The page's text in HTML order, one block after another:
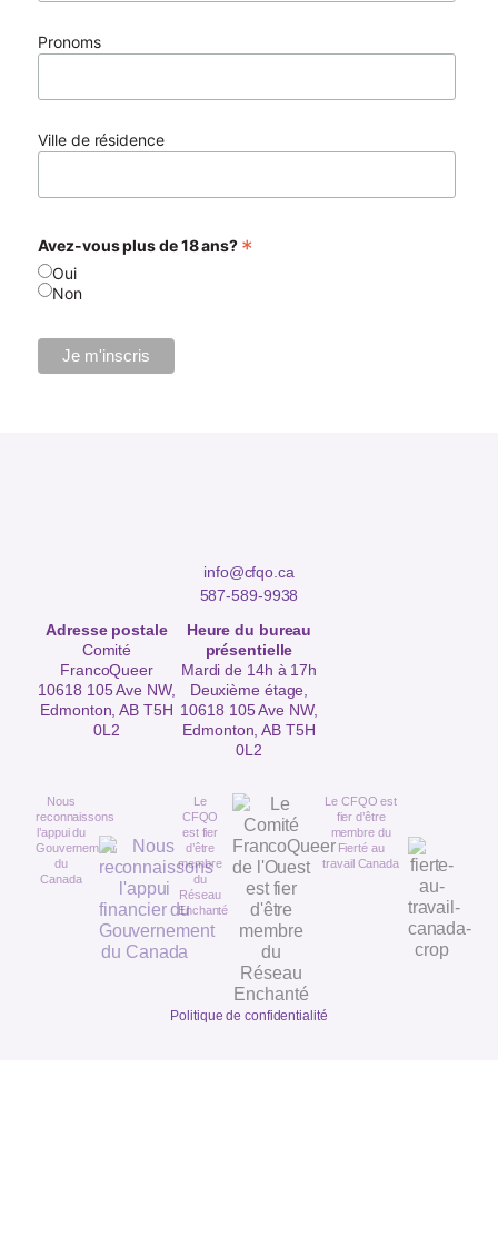
Pronoms
Ville de résidence
Avez-vous plus de 18 ans? *
Oui
Non
info@cfqo.ca
587-589-9938
Adresse postale
Comité
FrancoQueer
10618 105 Ave NW,
Edmonton, AB T5H
0L2
Heure du bureau
présentielle
Mardi de 14h à 17h
Deuxième étage,
10618 105 Ave NW,
Edmonton, AB T5H
0L2
Nous
reconnaissons
l’appui du
Gouvernement
du
Canada
Le
CFQO
est fier
d’être
membre
du
Réseau
Enchanté
Le CFQO est
fier d’être
membre du
Fierté au
travail Canada
Politique de confidentialité